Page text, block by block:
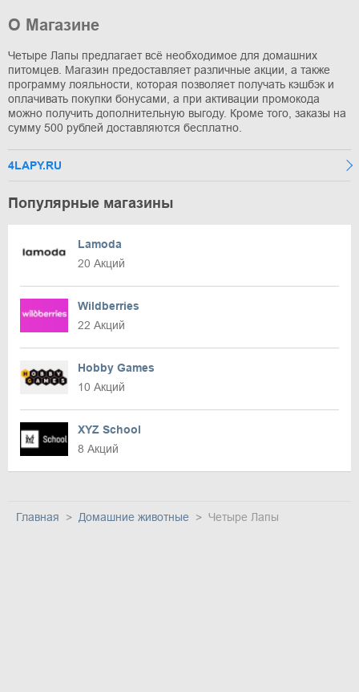
О Магазине
Четыре Лапы предлагает всё необходимое для домашних
питомцев. Магазин предоставляет различные акции, а также
программу лояльности, которая позволяет получать кэшбэк и
оплачивать покупки бонусами, а при активации промокода
можно получить дополнительную выгоду. Кроме того, заказы на
сумму 500 рублей доставляются бесплатно.
4LAPY.RU
Популярные магазины
Lamoda
20 Акций
Wildberries
22 Акций
Hobby Games
10 Акций
XYZ School
8 Акций
Главная Домашние животные Четыре Лапы